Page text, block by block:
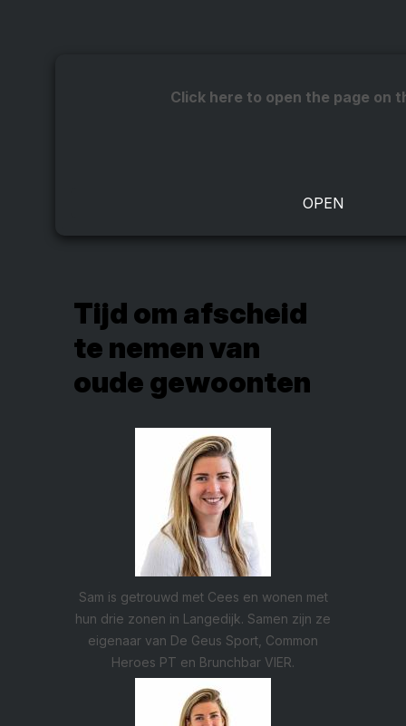
Click here to open the page on
Tijd om afscheid
te nemen van
oude gewoonten
Sam is getrouwd met Cees en wonen met
hun drie zonen in Langedijk. Samen zijn ze
eigenaar van De Geus Sport, Common
Heroes PT en Brunchbar VIER.